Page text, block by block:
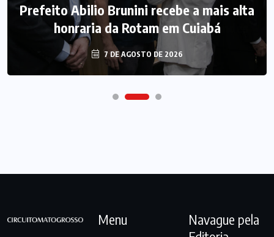
Prefeito Abilio Brunini recebe a mais alta
honraria da Rotam em Cuiabá
7 DE AGOSTO DE 2026
Menu
Navague pela